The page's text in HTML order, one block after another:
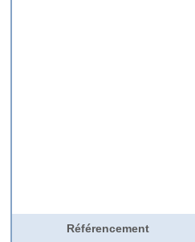
Référencement